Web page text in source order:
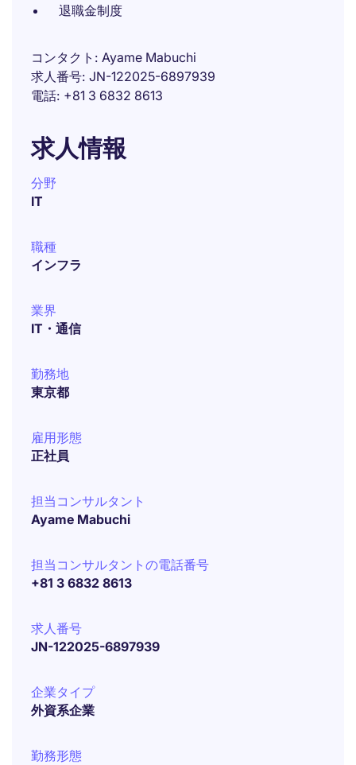
退職金制度
コンタクト
Ayame Mabuchi
求人番号 JN-122025-6897939
電話 +81 3 6832 8613
求人情報
分野
IT
職種
インフラ
業界
IT・通信
勤務地
東京都
雇用形態
正社員
担当コンサルタント
Ayame Mabuchi
担当コンサルタントの電話番号
+81 3 6832 8613
求人番号
JN-122025-6897939
企業タイプ
外資系企業
勤務形態